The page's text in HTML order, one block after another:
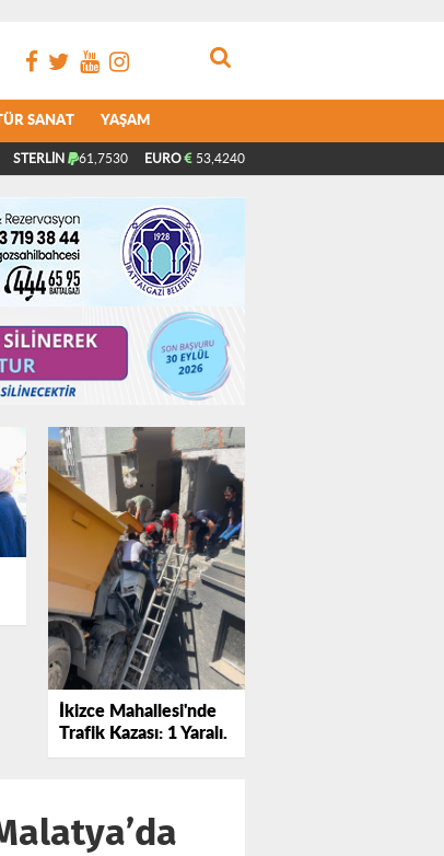
SANAT YAŞAM
STERLİN 61,7530 EURO 53,4240
İkizce Mahallesi'nde
Trafik Kazası: 1 Yaralı.